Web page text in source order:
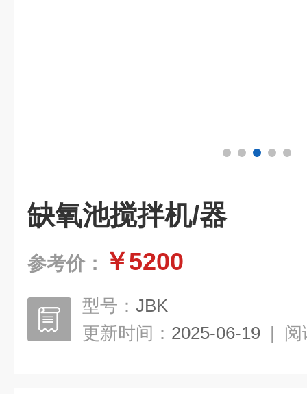
缺氧池搅拌机/器
参考价： ￥5200
型号： JBK
更新时间： 2025-06-19 | 阅